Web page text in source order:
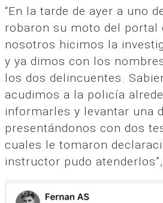
“En la tarde de ayer a uno
robaron su moto del portal
nosotros hicimos la
y ya dimos con los
los dos delincuentes.
acudimos a la policía
informarles y levantar una
presentándonos con dos
cuales le tomaron
instructor pudo